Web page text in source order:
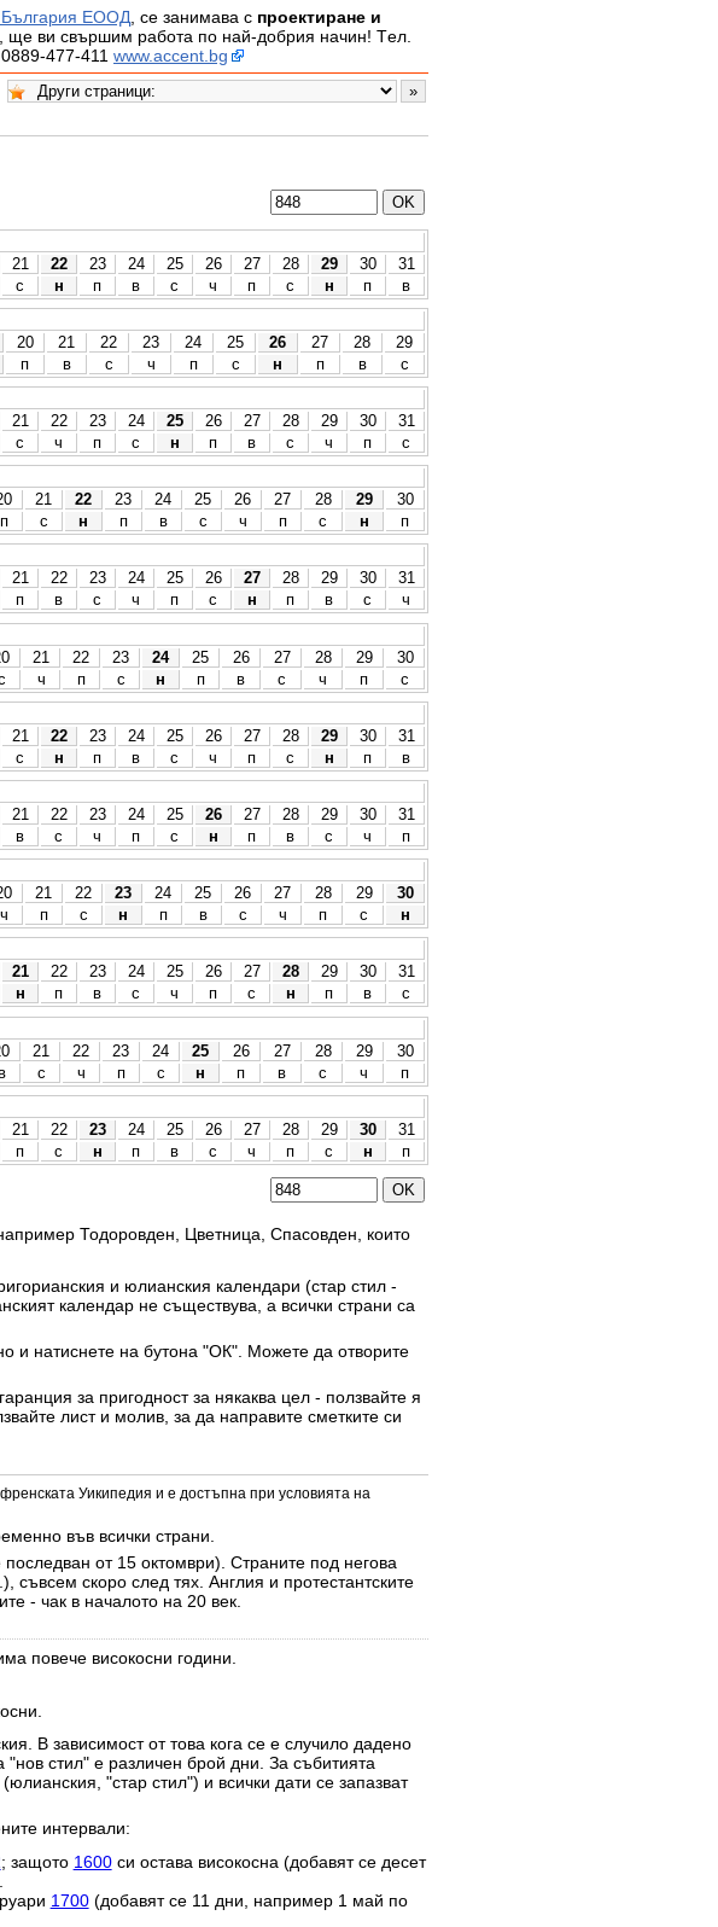
ЕООД, се занимава с проектиране и
ще ви свършим работа по най-добрия начин! Tел.
477-411 www.accent.bg
21 22 23 24 25 26 27 28 29 30
31
с н п в с ч п с н п
в
20 21 22 23 24 25 26 27 28
29
п в с ч п с н п в
с
21 22 23 24 25 26 27 28 29 30
31
с ч п с н п в с ч п
с
21 22 23 24 25 26 27 28 29
30
п с н п в с ч п с н
п
21 22 23 24 25 26 27 28 29 30
31
п в с ч п с н п в с
ч
21 22 23 24 25 26 27 28 29
30
ч п с н п в с ч п
с
21 22 23 24 25 26 27 28 29 30
31
с н п в с ч п с н п
в
21 22 23 24 25 26 27 28 29 30
31
в с ч п с н п в с ч
п
21 22 23 24 25 26 27 28 29
30
ч п с н п в с ч п с
н
21 22 23 24 25 26 27 28 29 30
31
н п в с ч п с н п в
с
21 22 23 24 25 26 27 28 29
30
с ч п с н п в с ч
п
21 22 23 24 25 26 27 28 29 30
31
п с н п в с ч п с н
п
Тодоровден, Цветница, Спасовден, които
и юлианския календари (стар стил -
календар не съществува, а всички страни са
и натиснете на бутона "ОК". Можете да отворите
за пригодност за някаква цел - ползвайте я
лист и молив, за да направите сметките си
Уикипедия и е достъпна при условията на
във всички страни.
последван от 15 октомври). Страните под негова
скоро след тях. Англия и протестантските
- чак в началото на 20 век.
повече високосни години.
В зависимост от това кога се е случило дадено
стил" е различен брой дни. За събитията
"стар стил") и всички дати се запазват
интервали:
; защото 1600си остава високосна (добавят се десет
1700(добавят се 11 дни, например 1 май по